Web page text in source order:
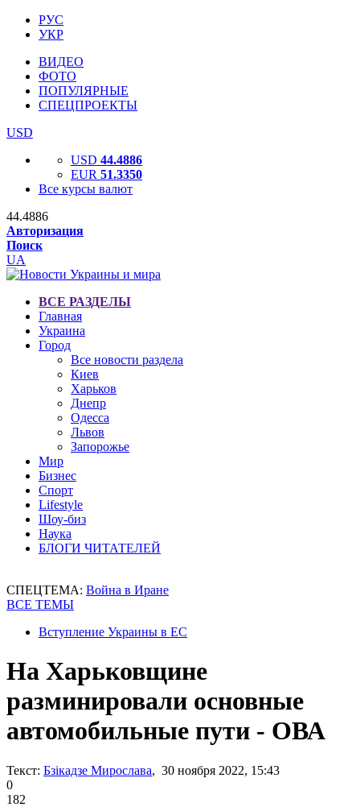
РУС
УКР
ВИДЕО
ФОТО
ПОПУЛЯРНЫЕ
СПЕЦПРОЕКТЫ
USD
USD 44.4886
EUR 51.3350
Все курсы валют
44.4886
Авторизация
Поиск
UA
ВСЕ РАЗДЕЛЫ
Главная
Украина
Город
Все новости раздела
Киев
Харьков
Днепр
Одесса
Львов
Запорожье
Мир
Бизнес
Спорт
Lifestyle
Шоу-биз
Наука
БЛОГИ ЧИТАТЕЛЕЙ
СПЕЦТЕМА: Война в Иране
ВСЕ ТЕМЫ
Вступление Украины в ЕС
На Харьковщине
разминировали основные
автомобильные пути - ОВА
Текст: Бзікадзе Мирослава, 30 ноября 2022, 15:43
0
182